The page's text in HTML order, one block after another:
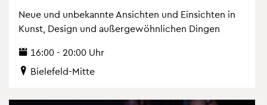
Neue und un­be­kann­te An­sich­ten und Ein­sich­ten in
Kunst, De­sign und au­ßer­ge­wöhn­li­chen Din­gen
16:00 - 20:00 Uhr
Bie­le­feld-Mitte